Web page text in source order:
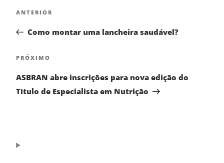
ANTERIOR
Como montar uma lancheira saudável?
PRÓXIMO
ASBRAN abre inscrições para nova edição do
Título de Especialista em Nutrição